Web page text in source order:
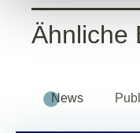
Ähnliche
News